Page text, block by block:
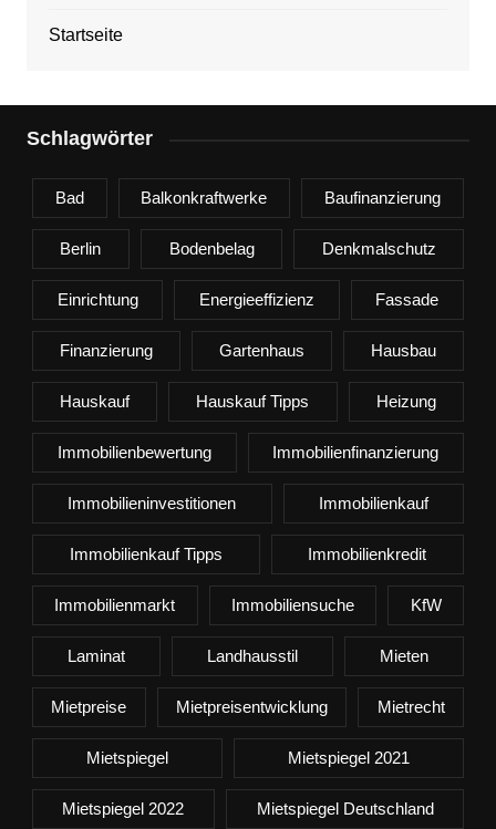
Startseite
Schlagwörter
Bad Balkonkraftwerke Baufinanzierung
Berlin Bodenbelag Denkmalschutz
Einrichtung Energieeffizienz Fassade
Finanzierung Gartenhaus Hausbau
Hauskauf Hauskauf Tipps Heizung
Immobilienbewertung Immobilienfinanzierung
Immobilieninvestitionen Immobilienkauf
Immobilienkauf Tipps Immobilienkredit
Immobilienmarkt Immobiliensuche KfW
Laminat Landhausstil Mieten
Mietpreise Mietpreisentwicklung Mietrecht
Mietspiegel Mietspiegel 2021
Mietspiegel 2022 Mietspiegel Deutschland